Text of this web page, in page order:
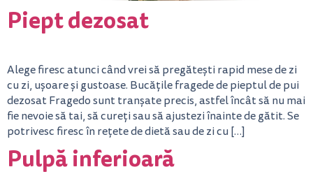
Piept dezosat
Alege firesc atunci când vrei să pregătești rapid mese de zi
cu zi, ușoare și gustoase. Bucățile fragede de pieptul de pui
dezosat Fragedo sunt tranșate precis, astfel încât să nu mai
fie nevoie să tai, să cureți sau să ajustezi înainte de gătit. Se
potrivesc firesc în rețete de dietă sau de zi cu […]
Pulpă inferioară